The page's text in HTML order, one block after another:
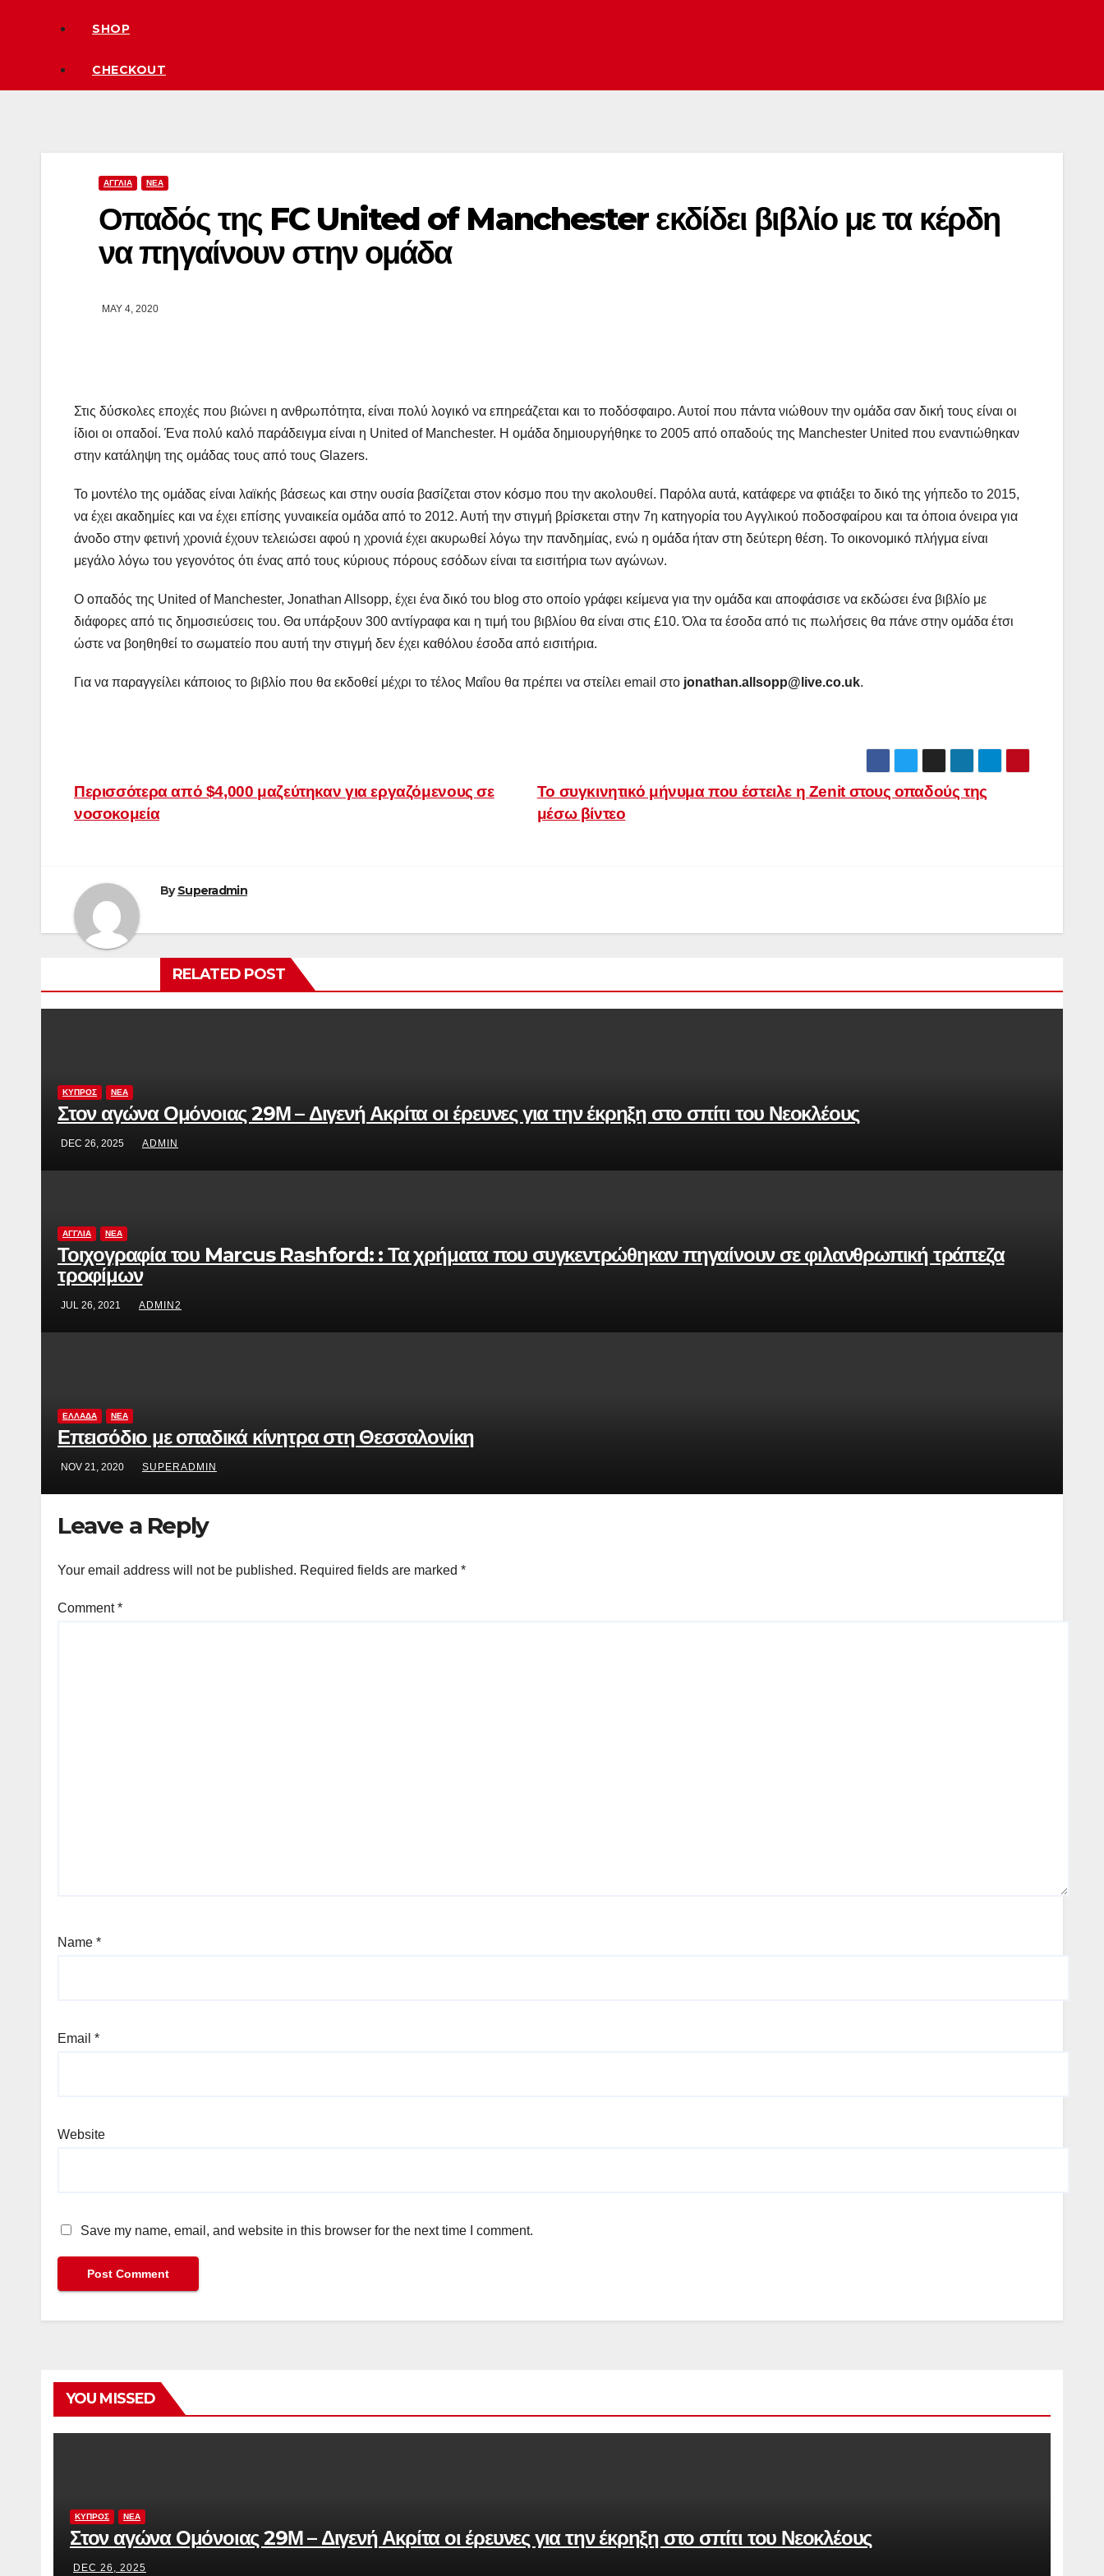
SHOP
CHECKOUT
ΑΓΓΛΙΑ ΝΕΑ
Οπαδός της FC United of Manchester εκδίδει βιβλίο με τα κέρδη
να πηγαίνουν στην ομάδα
MAY 4, 2020
Στις δύσκολες εποχές που βιώνει η ανθρωπότητα, είναι πολύ λογικό να επηρεάζεται και το ποδόσφαιρο. Αυτοί που πάντα νιώθουν την ομάδα σαν δική τους είναι οι
ίδιοι οι οπαδοί. Ένα πολύ καλό παράδειγμα είναι η United of Manchester. Η ομάδα δημιουργήθηκε το 2005 από οπαδούς της Manchester United που εναντιώθηκαν
στην κατάληψη της ομάδας τους από τους Glazers.
Το μοντέλο της ομάδας είναι λαϊκής βάσεως και στην ουσία βασίζεται στον κόσμο που την ακολουθεί. Παρόλα αυτά, κατάφερε να φτιάξει το δικό της γήπεδο το 2015,
να έχει ακαδημίες και να έχει επίσης γυναικεία ομάδα από το 2012. Αυτή την στιγμή βρίσκεται στην 7η κατηγορία του Αγγλικού ποδοσφαίρου και τα όποια όνειρα για
άνοδο στην φετινή χρονιά έχουν τελειώσει αφού η χρονιά έχει ακυρωθεί λόγω την πανδημίας, ενώ η ομάδα ήταν στη δεύτερη θέση. Το οικονομικό πλήγμα είναι
μεγάλο λόγω του γεγονότος ότι ένας από τους κύριους πόρους εσόδων είναι τα εισιτήρια των αγώνων.
Ο οπαδός της United of Manchester, Jonathan Allsopp, έχει ένα δικό του blog στο οποίο γράφει κείμενα για την ομάδα και αποφάσισε να εκδώσει ένα βιβλίο με
διάφορες από τις δημοσιεύσεις του. Θα υπάρξουν 300 αντίγραφα και η τιμή του βιβλίου θα είναι στις £10. Όλα τα έσοδα από τις πωλήσεις θα πάνε στην ομάδα έτσι
ώστε να βοηθηθεί το σωματείο που αυτή την στιγμή δεν έχει καθόλου έσοδα από εισιτήρια.
Για να παραγγείλει κάποιος το βιβλίο που θα εκδοθεί μέχρι το τέλος Μαΐου θα πρέπει να στείλει email στο jonathan.allsopp@live.co.uk.
Post
navigation
Το συγκινητικό μήνυμα που έστειλε η Zenit στους οπαδούς της
μέσω βίντεο
Περισσότερα από $4,000 μαζεύτηκαν για εργαζόμενους σε
νοσοκομεία
BySuperadmin
RELATED POST
ΚΥΠΡΟΣ ΝΕΑ
Στον αγώνα Ομόνοιας 29Μ – Διγενή Ακρίτα οι έρευνες για την έκρηξη στο σπίτι του Νεοκλέους
DEC 26, 2025 ADMIN
ΑΓΓΛΙΑ ΝΕΑ
Τοιχογραφία του Marcus Rashford: : Τα χρήματα που συγκεντρώθηκαν πηγαίνουν σε φιλανθρωπική τράπεζα
τροφίμων
JUL 26, 2021 ADMIN2
ΕΛΛΑΔΑ ΝΕΑ
Επεισόδιο με οπαδικά κίνητρα στη Θεσσαλονίκη
NOV 21, 2020 SUPERADMIN
Leave a Reply
Your email address will not be published. Required fields are marked *
Comment*
Name *
Email *
Website
Save my name, email, and website in this browser for the next time I comment.
YOU MISSED
ΚΥΠΡΟΣ ΝΕΑ
Στον αγώνα Ομόνοιας 29Μ – Διγενή Ακρίτα οι έρευνες για την έκρηξη στο σπίτι του Νεοκλέους
DEC 26, 2025